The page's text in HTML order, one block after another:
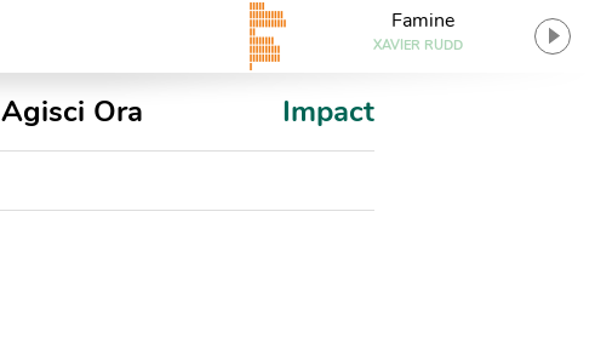
Famine
XAVIER RUDD
Agisci Ora Impact